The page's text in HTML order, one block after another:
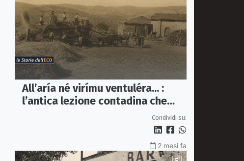
All’aría né virímu ventuléra... :
l’antica lezione contadina che
mette alla prova il tempo deiCondividi su:
2 mesi fa